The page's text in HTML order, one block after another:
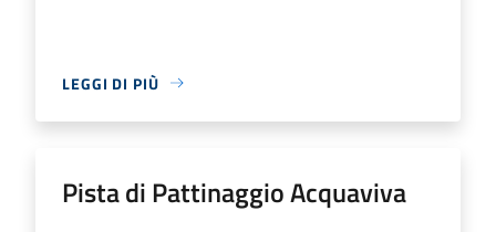
LEGGI DI PIÙ
Pista di Pattinaggio Acquaviva